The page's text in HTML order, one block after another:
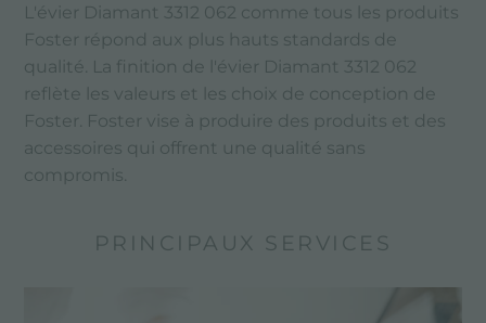
L'évier Diamant 3312 062 comme tous les produits
Foster répond aux plus hauts standards de
qualité. La finition de l'évier Diamant 3312 062
reflète les valeurs et les choix de conception de
Foster. Foster vise à produire des produits et des
accessoires qui offrent une qualité sans
compromis.
PRINCIPAUX SERVICES